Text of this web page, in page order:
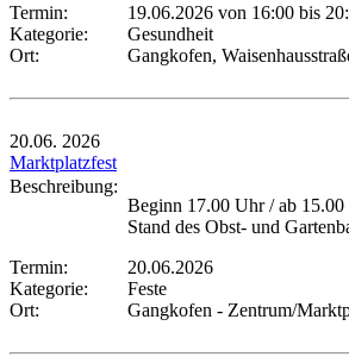
Termin:
19.06.2026 von 16:00 bis
Kategorie:
Gesundheit
Ort:
Gangkofen,
20.06. 2026
Marktplatzfest
Beschreibung:
Beginn 17.00 Uhr / ab
Stand des Obst- und
Termin:
20.06.2026
Kategorie:
Feste
Ort:
Gangkofen - Zentrum/